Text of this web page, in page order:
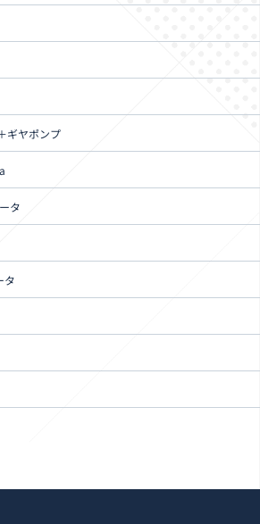
ギヤポンプ
タ
タ